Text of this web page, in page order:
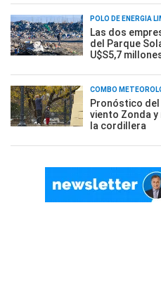
POLO DE ENERGÍA
Las dos
del Parque
U$S5,7
COMBO
Pronóstico
viento Zonda y
la cordillera